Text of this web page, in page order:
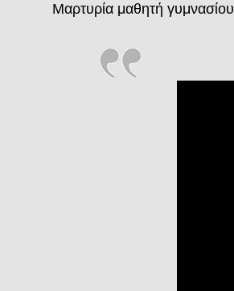
Μαρτυρία μαθητή γυμνασίου